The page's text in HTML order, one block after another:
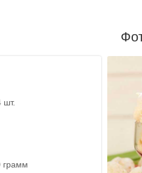
шт.
грамм